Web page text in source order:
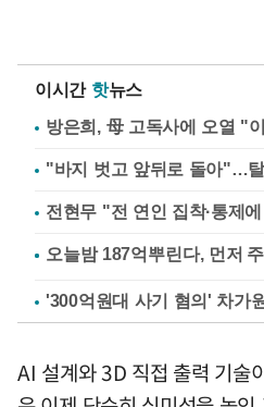
이시간 핫뉴스
방은희, 母 고독사에 오열 "
"바지 벗고 앞뒤로 돌아"…
전현무 "전 연인 집착·통제
'300억원대 사기 혐의' 차가
AI 설계와 3D 직접 출력 기술